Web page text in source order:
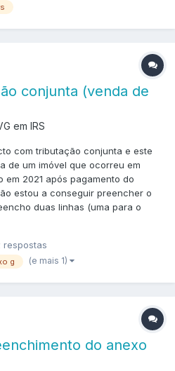
conjunta (venda de
em IRS
com tributação conjunta e este
de um imóvel que ocorreu em
2021 após pagamento do
estou a conseguir preencher o
duas linhas (uma para o
respostas
g (e mais 1)
do anexo